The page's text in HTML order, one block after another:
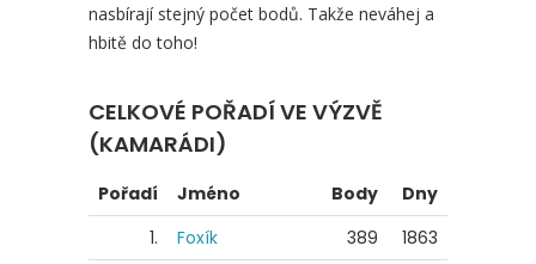
nasbírají stejný počet bodů. Takže neváhej a
hbitě do toho!
CELKOVÉ POŘADÍ VE VÝZVĚ
(KAMARÁDI)
Pořadí Jméno Body
Dny
1.
Foxík 389 1863